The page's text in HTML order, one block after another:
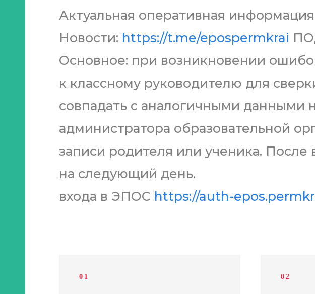
Актуальная оперативная
Новости: https://t.me/epospermkrai
Основное: при возникновении
к классному руководителю для
совпадать с аналогичными данными
администратора образовательной
записи родителя или ученика.
на следующий день.
входа в ЭПОС https://auth-
01 02